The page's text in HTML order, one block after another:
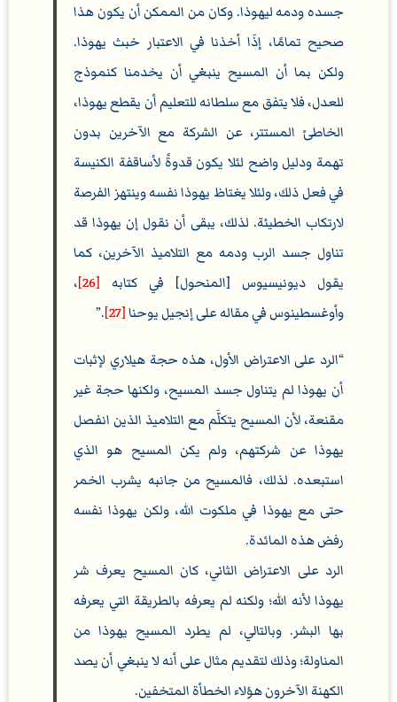
جسده ودمه ليهوذا. وكان من الممكن أن يكون هذا
صحيح تمامًا، إذَا أخذنا في الاعتبار خبث يهوذا.
ولكن بما أن المسيح ينبغي أن يخدمنا كنموذج
للعدل، فلا يتفق مع سلطانه للتعليم أن يقطع يهوذا،
الخاطئ المستتر، عن الشركة مع الآخرين بدون
تهمة ودليل واضح لئلا يكون قدوةً لأساقفة الكنيسة
في فعل ذلك، ولئلا يغتاظ يهوذا نفسه وينتهز الفرصة
لارتكاب الخطيئة. لذلك، يبقى أن نقول إن يهوذا قد
تناول جسد الرب ودمه مع التلاميذ الآخرين، كما
يقول ديونيسيوس [المنحول] في كتابه [26]
،
وأوغسطينوس في مقاله على إنجيل يوحنا[27]
.
الرد على الاعتراض الأول، هذه حجة هيلاري لإثبات
أن يهوذا لم يتناول جسد المسيح، ولكنها حجة غير
مقنعة، لأن المسيح يتكلَّم مع التلاميذ الذين انفصل
يهوذا عن شركتهم، ولم يكن المسيح هو الذي
استبعده. لذلك، فالمسيح من جانبه يشرب الخمر
حتى مع يهوذا في ملكوت الله، ولكن يهوذا نفسه
رفض هذه المائدة.
الرد على الاعتراض الثاني، كان المسيح يعرف شر
يهوذا لأنه الله؛ ولكنه لم يعرفه بالطريقة التي يعرفه
بها البشر. وبالتالي، لم يطرد المسيح يهوذا من
المناولة؛ وذلك لتقديم مثال على أنه لا ينبغي أن يصد
الكهنة الآخرون هؤلاء الخطأة المتخفين.